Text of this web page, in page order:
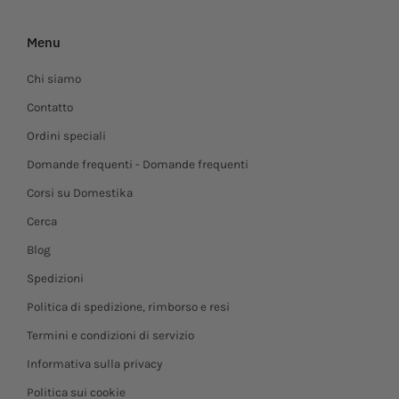
Menu
Chi siamo
Contatto
Ordini speciali
Domande frequenti - Domande frequenti
Corsi su Domestika
Cerca
Blog
Spedizioni
Politica di spedizione, rimborso e resi
Termini e condizioni di servizio
Informativa sulla privacy
Politica sui cookie